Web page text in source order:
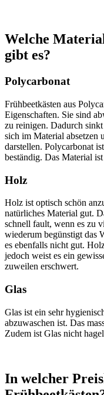
Welche
gibt es?
Polycarbonat
Frühbeetkästen aus
Eigenschaften. Sie sind
zu reinigen. Dadurch
sich im Material absetzen
darstellen. Polycarbonat
beständig. Das Material
Holz
Holz ist optisch schön
natürliches Material gut.
schnell fault, wenn es zu
wiederum begünstigt das
es ebenfalls nicht gut.
jedoch weist es ein
zuweilen erschwert.
Glas
Glas ist ein sehr
abzuwaschen ist. Das
Zudem ist Glas nicht
In welcher